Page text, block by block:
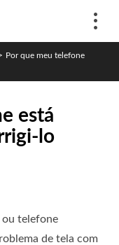
Por que meu telefone
está
lo
ou telefone
de tela com